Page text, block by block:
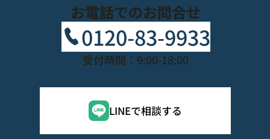
お電話でのお問合せ
0120-83-9933
受付時間：9:00-18:00
LINEで相談する